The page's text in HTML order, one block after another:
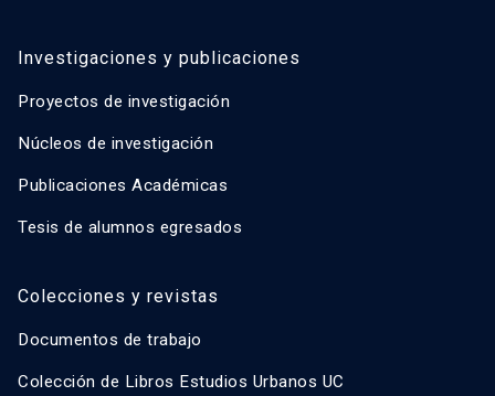
Investigaciones y publicaciones
Proyectos de investigación
Núcleos de investigación
Publicaciones Académicas
Tesis de alumnos egresados
Colecciones y revistas
Documentos de trabajo
Colección de Libros Estudios Urbanos UC